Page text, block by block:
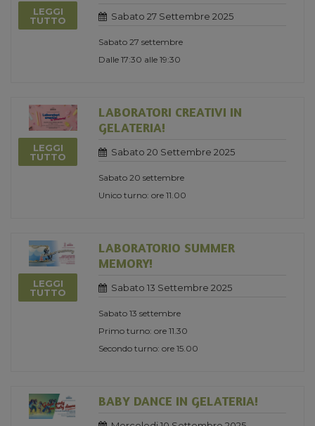
LEGGI
TUTTO
Sabato 27 Settembre 2025
Sabato 27 settembre
Dalle 17:30 alle 19:30
LEGGI
TUTTO
LABORATORI CREATIVI IN
GELATERIA!
Sabato 20 Settembre 2025
Sabato 20 settembre
Unico turno: ore 11.00
LEGGI
TUTTO
LABORATORIO SUMMER
MEMORY!
Sabato 13 Settembre 2025
Sabato 13 settembre
Primo turno: ore 11.30
Secondo turno: ore 15.00
BABY DANCE IN GELATERIA!